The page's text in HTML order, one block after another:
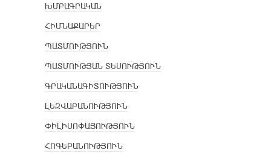
ԽՄԲԱԳՐԱԿԱՆ
ՀԻՄՆԱՔԱՐԵՐ
ՊԱՏՄՈՒԹՅՈՒՆ
ՊԱՏՄՈՒԹՅԱՆ ՏԵՍՈՒԹՅՈՒՆ
ԳՐԱԿԱՆԱԳԻՏՈՒԹՅՈՒՆ
ԼԵԶՎԱԲԱՆՈՒԹՅՈՒՆ
ՓԻԼԻՍՈՓԱՅՈՒԹՅՈՒՆ
ՀՈԳԵԲԱՆՈՒԹՅՈՒՆ